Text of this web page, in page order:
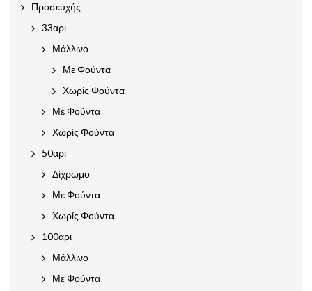
Προσευχής
33αρι
Μάλλινο
Με Φούντα
Χωρίς Φούντα
Με Φούντα
Χωρίς Φούντα
50αρι
Δίχρωμο
Με Φούντα
Χωρίς Φούντα
100αρι
Μάλλινο
Με Φούντα